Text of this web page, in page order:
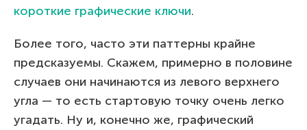
короткие графические ключи.
Более того, часто эти паттерны крайне
предсказуемы. Скажем, примерно в половине
случаев они начинаются из левого верхнего
угла — то есть стартовую точку очень легко
угадать. Ну и, конечно же, графический